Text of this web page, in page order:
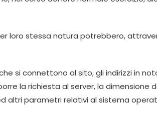
loro stessa natura potrebbero,
si connettono al sito, gli indirizzi in
la richiesta al server, la dimensione
altri parametri relativi al sistema